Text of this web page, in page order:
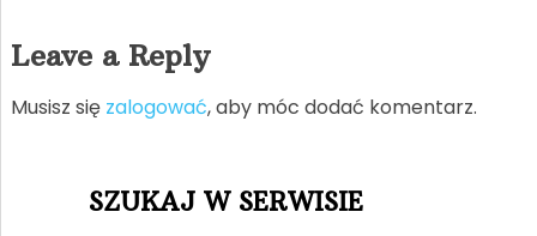
Leave a Reply
Musisz się zalogować, aby móc dodać komentarz.
SZUKAJ W SERWISIE